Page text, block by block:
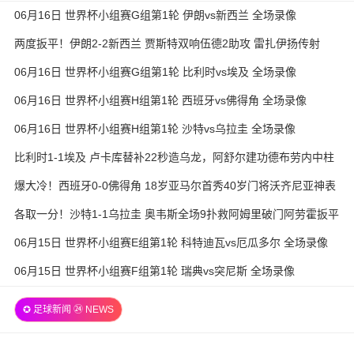
06月16日 世界杯小组赛G组第1轮 伊朗vs新西兰 全场录像
两度扳平！伊朗2-2新西兰 贾斯特双响伍德2助攻 雷扎伊扬传射
06月16日 世界杯小组赛G组第1轮 比利时vs埃及 全场录像
06月16日 世界杯小组赛H组第1轮 西班牙vs佛得角 全场录像
06月16日 世界杯小组赛H组第1轮 沙特vs乌拉圭 全场录像
比利时1-1埃及 卢卡库替补22秒造乌龙，阿舒尔建功德布劳内中柱
爆大冷！西班牙0-0佛得角 18岁亚马尔首秀40岁门将沃齐尼亚神表
现
各取一分！沙特1-1乌拉圭 奥韦斯全场9扑救阿姆里破门阿劳霍扳平
06月15日 世界杯小组赛E组第1轮 科特迪瓦vs厄瓜多尔 全场录像
06月15日 世界杯小组赛F组第1轮 瑞典vs突尼斯 全场录像
✪ 足球新闻 ㉔ NEWS